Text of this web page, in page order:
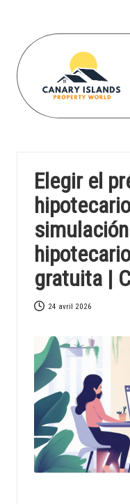
content
C
a
r
yi
s
l
a
n
d
s
p
r
o
p
Elegir el
gratuita |
24 avril 2026